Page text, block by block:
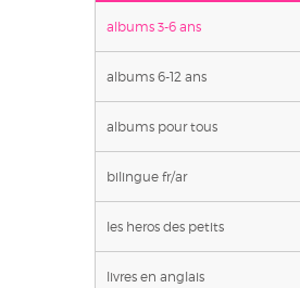
albums 3-6 ans
albums 6-12 ans
albums pour tous
bilingue fr/ar
les heros des petits
livres en anglais